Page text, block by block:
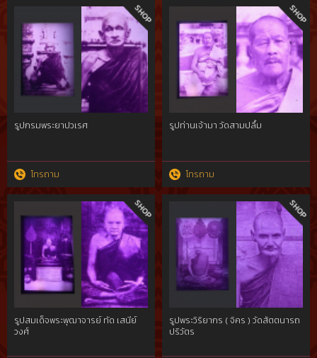
รูปกรมพระยาปวเรศ
โทรถาม
รูปท่านเจ้ามา วัดสามปลื้ม
โทรถาม
รูปสมเด็จพระพุฒาจารย์ ทัด เสนีย์
วงศ์
รูปพระวิริยากร ( จิคร ) วัดสัตตนารถ
ปริวัตร